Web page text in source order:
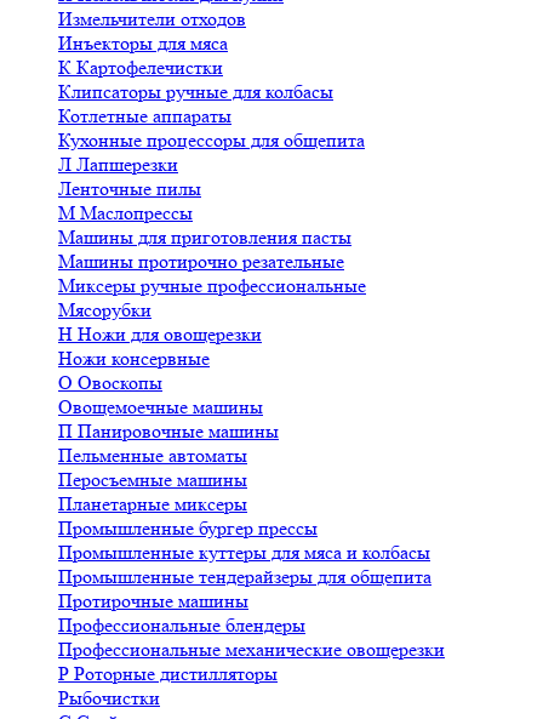
Измельчители отходов
Инъекторы для мяса
К Картофелечистки
Клипсаторы ручные для колбасы
Котлетные аппараты
Кухонные процессоры для общепита
Л Лапшерезки
Ленточные пилы
М Маслопрессы
Машины для приготовления пасты
Машины протирочно резательные
Миксеры ручные профессиональные
Мясорубки
Н Ножи для овощерезки
Ножи консервные
О Овоскопы
Овощемоечные машины
П Панировочные машины
Пельменные автоматы
Перосъемные машины
Планетарные миксеры
Промышленные бургер прессы
Промышленные куттеры для мяса и колбасы
Промышленные тендерайзеры для общепита
Протирочные машины
Профессиональные блендеры
Профессиональные механические овощерезки
Р Роторные дистилляторы
Рыбочистки